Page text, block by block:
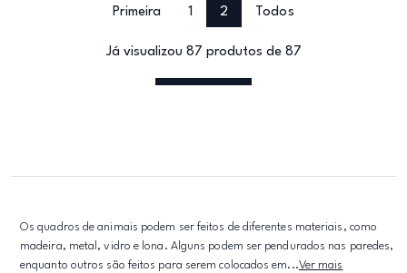
Primeira 1 2 Todos
Já visualizou 87 produtos de 87
Os quadros de animais podem ser feitos de diferentes materiais, como
madeira, metal, vidro e lona. Alguns podem ser pendurados nas paredes,
enquanto outros são feitos para serem colocados em...Ver mais